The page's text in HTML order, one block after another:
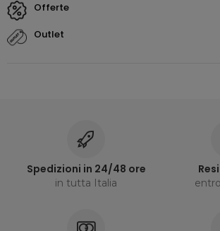
offerte
outlet
Spedizioni in 24/48 ore
in tutta Italia